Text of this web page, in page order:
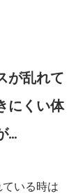
が乱れて
にくい体
…
いる時は